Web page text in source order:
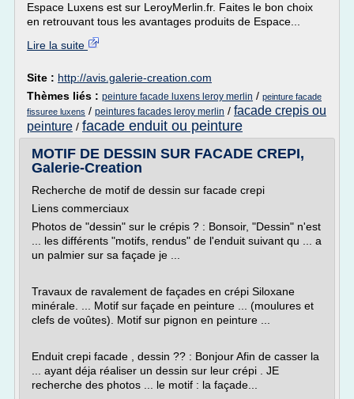
Espace Luxens est sur LeroyMerlin.fr. Faites le bon choix
en retrouvant tous les avantages produits de Espace...
Lire la suite
Site : http://avis.galerie-creation.com
Thèmes liés : peinture facade luxens leroy merlin / peinture facade
fissuree luxens / peintures facades leroy merlin / facade crepis ou
peinture / facade enduit ou peinture
MOTIF DE DESSIN SUR FACADE CREPI,
Galerie-Creation
Recherche de motif de dessin sur facade crepi
Liens commerciaux
Photos de "dessin" sur le crépis ? : Bonsoir, "Dessin" n'est
... les différents "motifs, rendus" de l'enduit suivant qu ... a
un palmier sur sa façade je ...
Travaux de ravalement de façades en crépi Siloxane
minérale. ... Motif sur façade en peinture ... (moulures et
clefs de voûtes). Motif sur pignon en peinture ...
Enduit crepi facade , dessin ?? : Bonjour Afin de casser la
... ayant déja réaliser un dessin sur leur crépi . JE
recherche des photos ... le motif : la façade...